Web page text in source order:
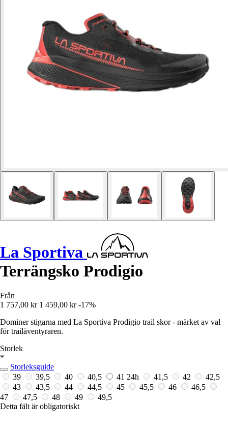
La Sportiva
Terrängsko Prodigio
Från
1 757,00 kr 1 459,00 kr -17%
Dominer stigarna med La Sportiva Prodigio trail skor - märket av val
för trailäventyraren.
Storlek
*
Storleksguide
39
39,5 40 40,5 41 24h 41,5 42
42,5
43
43,5 44 44,5 45 45,5 46
46,5
47
47,5 48 49
49,5
Detta fält är obligatoriskt